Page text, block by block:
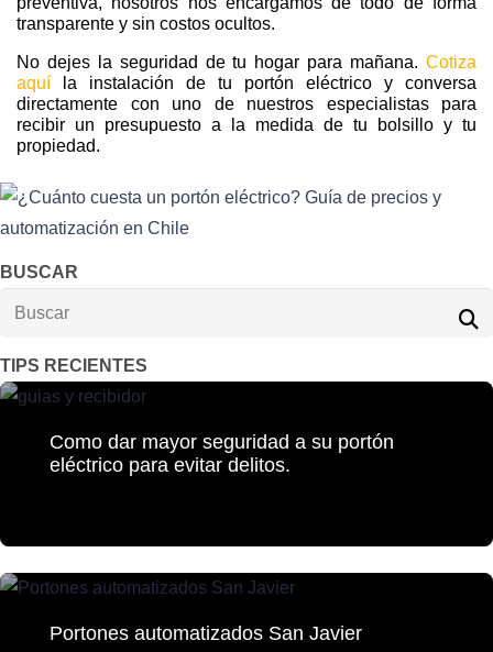
transparente y sin costos ocultos.
No dejes la seguridad de tu hogar para mañana. Cotiza
aquí la instalación de tu portón eléctrico y conversa
directamente con uno de nuestros especialistas para
recibir un presupuesto a la medida de tu bolsillo y tu
propiedad.
BUSCAR
TIPS RECIENTES
Como dar mayor seguridad a su portón
eléctrico para evitar delitos.
Portones automatizados San Javier